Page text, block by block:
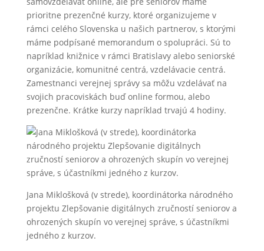
prioritne prezenčné kurzy, ktoré organizujeme v
rámci celého Slovenska u našich partnerov, s ktorými
máme podpísané memorandum o spolupráci. Sú to
napríklad knižnice v rámci Bratislavy alebo seniorské
organizácie, komunitné centrá, vzdelávacie centrá.
Zamestnanci verejnej správy sa môžu vzdelávať na
svojich pracoviskách buď online formou, alebo
prezenčne. Krátke kurzy napríklad trvajú 4 hodiny.
Jana Miklošková (v strede), koordinátorka národného
projektu Zlepšovanie digitálnych zručností seniorov a
ohrozených skupín vo verejnej správe, s účastníkmi
jedného z kurzov.